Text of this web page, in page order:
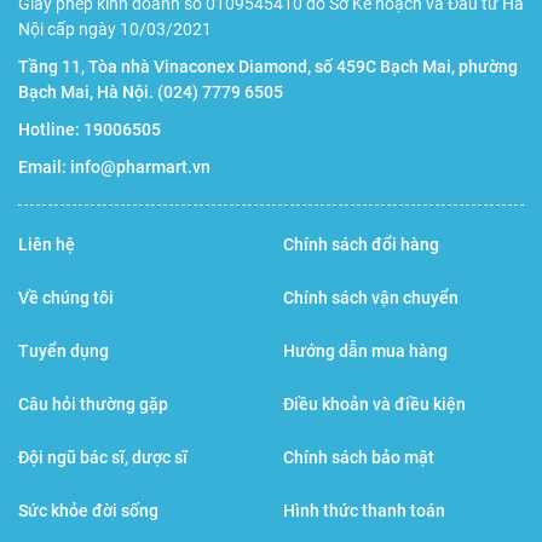
theo thời gian, chỉ số đo giúp người dùng dễ dàng theo dõi
và quản lý sức khỏe một cách tốt nhất. Ngoài ra, máy còn
sử dụng đồng thời được cho 2 người dùng
người dùng 1 và người dùng 2) được lưu trữ riêng và
không gây lẫn lộn kết quả đo.
Cảnh báo tăng huyết áp buổi sáng:
Ở người bình thường, chỉ số huyết áp ban ngày sẽ cao hơn
khoảng thời gian này thể dẫn tới tăng huyết áp buổi sáng,
từ đó làm tăng nguy cơ đau tim và đột quỵ.
Nội cấp ngày 10/03/2021
Tầng 11, Tòa nhà Vinaconex Diamond, số 459C Bạch Mai, phường
Bạch Mai, Hà Nội. (024) 7779 6505
Hotline: 19006505
Email: info@pharmart.vn
Liên hệ
Về chúng tôi
Tuyển dụng
Câu hỏi thường gặp
Đội ngũ bác sĩ, dược sĩ
Sức khỏe đời sống
Chính sách đổi hàng
Chính sách vận chuyển
Hướng dẫn mua hàng
Điều khoản và điều kiện
Chính sách bảo mật
Hình thức thanh toán